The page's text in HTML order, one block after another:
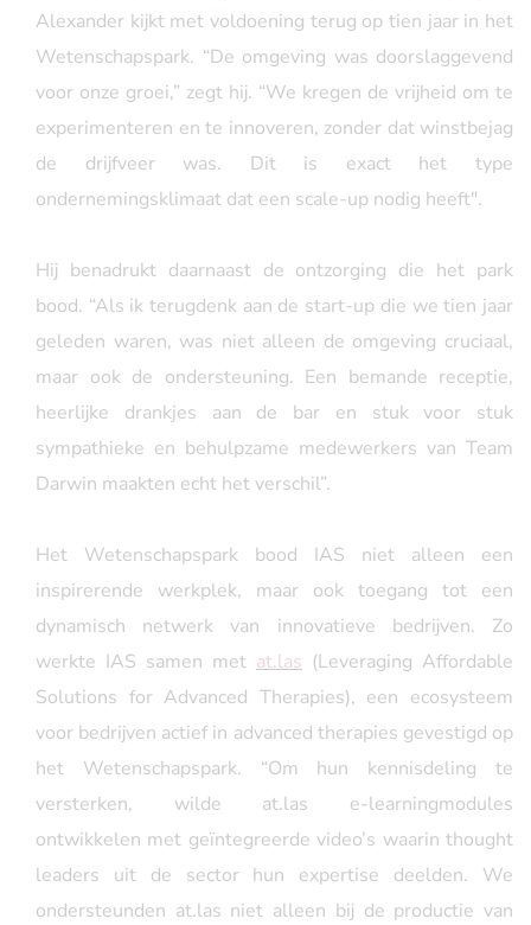
Alexander kijkt met voldoening terug op tien jaar in het
Wetenschapspark. “De omgeving was doorslaggevend
voor onze groei,” zegt hij. “We kregen de vrijheid om te
experimenteren en te innoveren, zonder dat winstbejag
de drijfveer was. Dit is exact het type
ondernemingsklimaat dat een scale-up nodig heeft".
Hij benadrukt daarnaast de ontzorging die het park
bood. “Als ik terugdenk aan de start-up die we tien jaar
geleden waren, was niet alleen de omgeving cruciaal,
maar ook de ondersteuning. Een bemande receptie,
heerlijke drankjes aan de bar en stuk voor stuk
sympathieke en behulpzame medewerkers van Team
Darwin maakten echt het verschil”.
Het Wetenschapspark bood IAS niet alleen een
inspirerende werkplek, maar ook toegang tot een
dynamisch netwerk van innovatieve bedrijven. Zo
werkte IAS samen met at.las (Leveraging Affordable
Solutions for Advanced Therapies), een ecosysteem
voor bedrijven actief in advanced therapies gevestigd op
het Wetenschapspark. “Om hun kennisdeling te
versterken, wilde at.las e-learningmodules
ontwikkelen met geïntegreerde video’s waarin thought
leaders uit de sector hun expertise deelden. We
ondersteunden at.las niet alleen bij de productie van